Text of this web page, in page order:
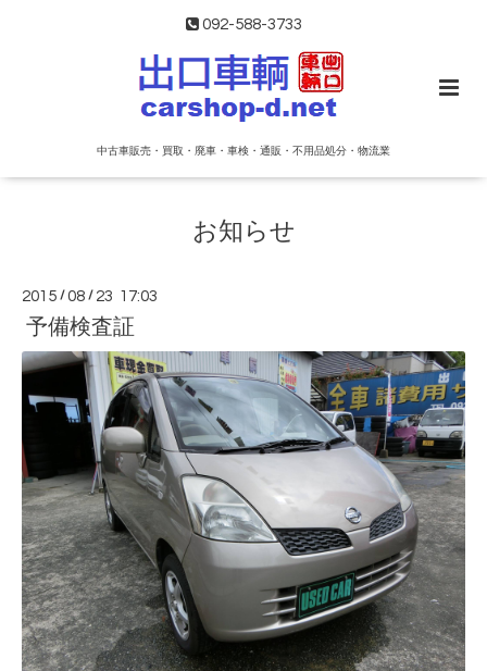
092-588-3733
中古車販売・買取・廃車・車検・通販・不用品処分・物流業
お知らせ
2015 /08 / 23 17:03
予備検査証